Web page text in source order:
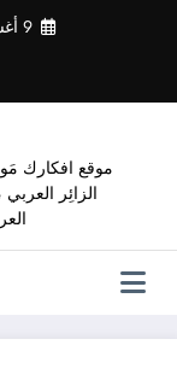
9 أغسطس، 2026
موقع افكارك
الزائِر